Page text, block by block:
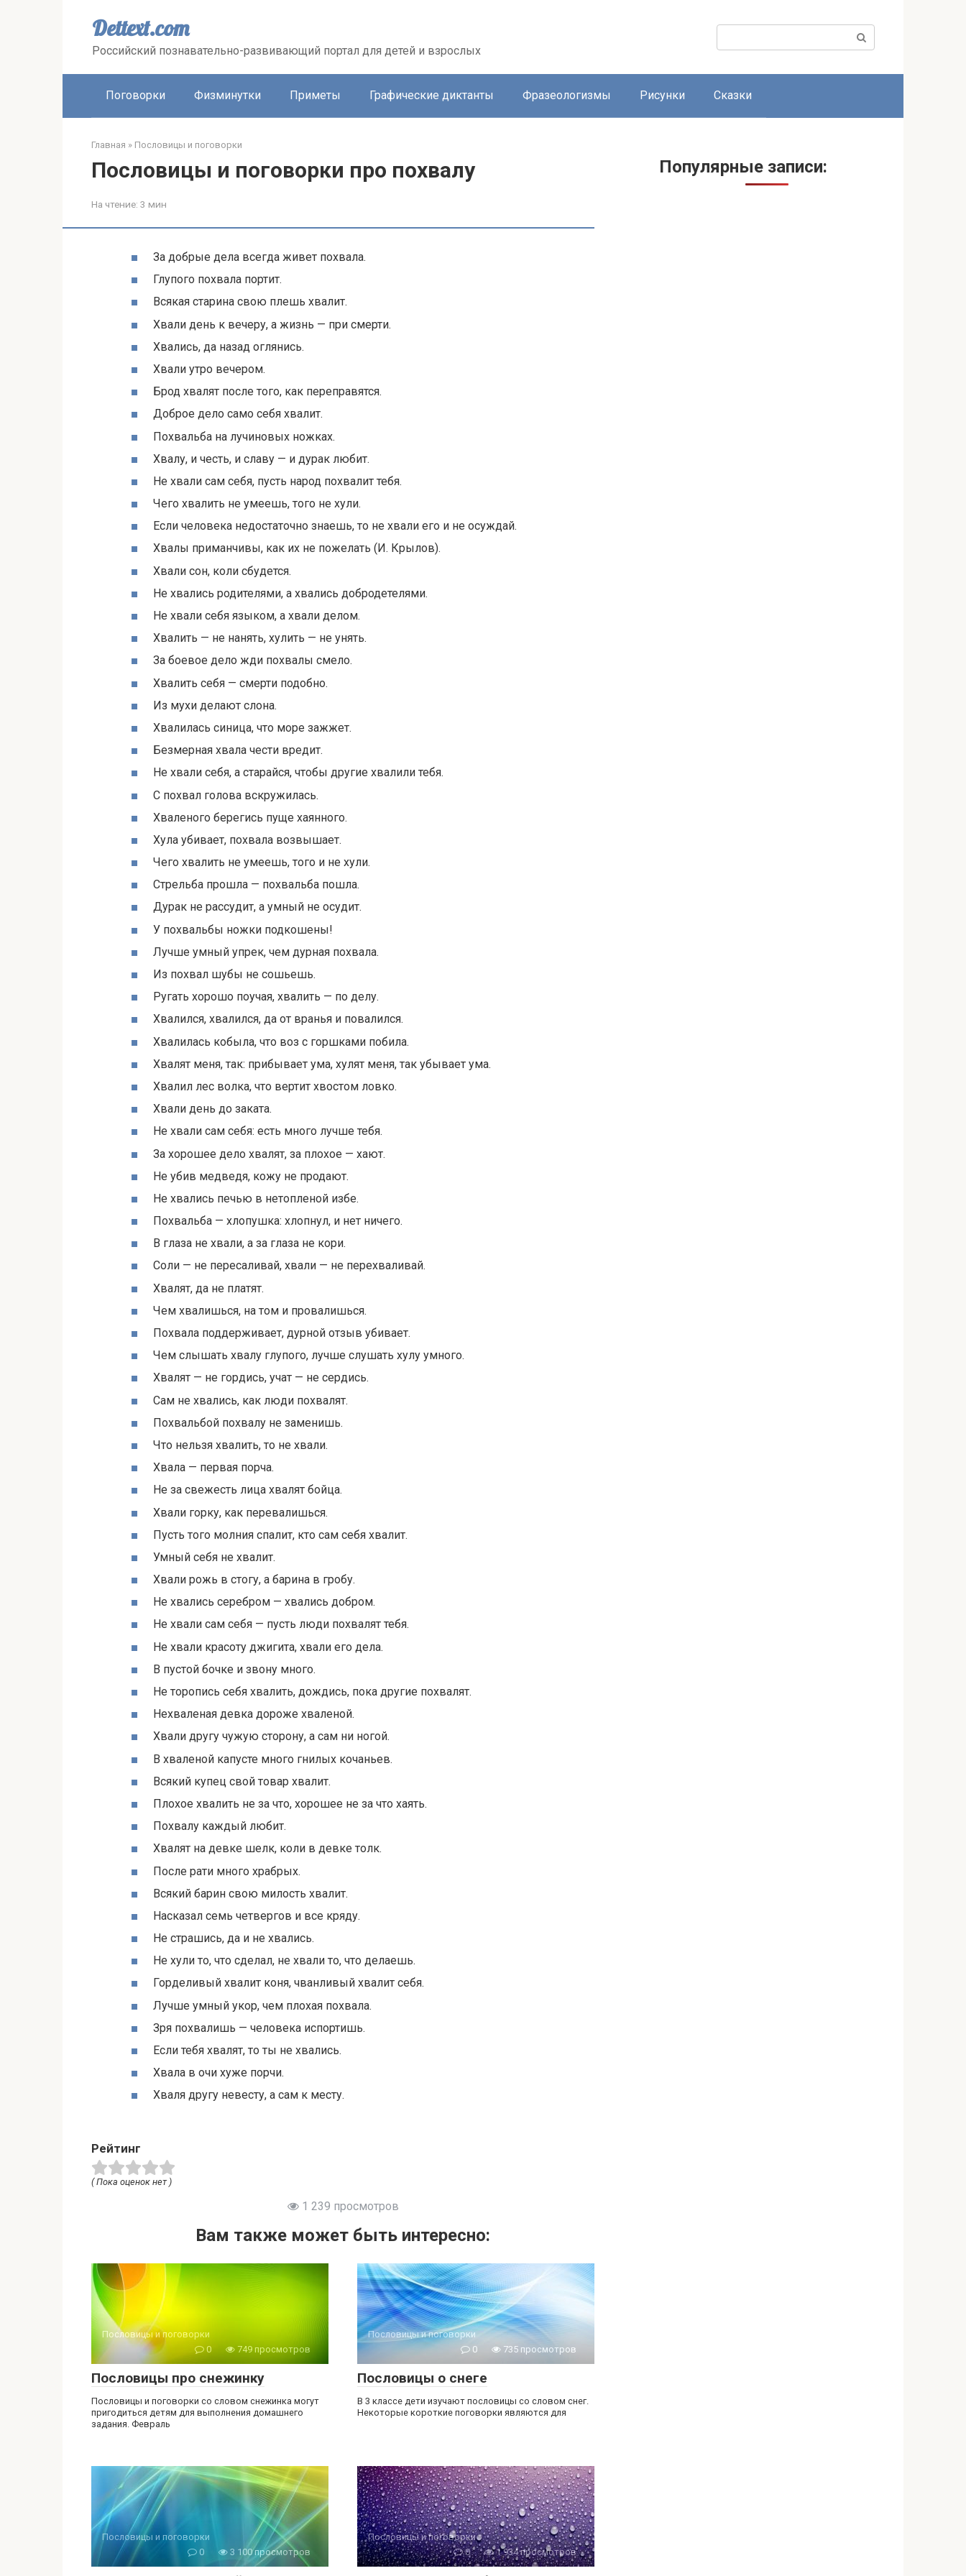
Dettext.com
Российский познавательно-развивающий портал для детей и взрослых
Поиск:
Поговорки Физминутки Приметы Графические диктанты Фразеологизмы Рисунки Сказки
Главная » Пословицы и поговорки
Пословицы и поговорки про похвалу
На чтение: 3 мин
За добрые дела всегда живет похвала.
Глупого похвала портит.
Всякая старина свою плешь хвалит.
Хвали день к вечеру, а жизнь — при смерти.
Хвались, да назад оглянись.
Хвали утро вечером.
Брод хвалят после того, как переправятся.
Доброе дело само себя хвалит.
Похвальба на лучиновых ножках.
Хвалу, и честь, и славу — и дурак любит.
Не хвали сам себя, пусть народ похвалит тебя.
Чего хвалить не умеешь, того не хули.
Если человека недостаточно знаешь, то не хвали его и не осуждай.
Хвалы приманчивы, как их не пожелать (И. Крылов).
Хвали сон, коли сбудется.
Не хвались родителями, а хвались добродетелями.
Не хвали себя языком, а хвали делом.
Хвалить — не нанять, хулить — не унять.
За боевое дело жди похвалы смело.
Хвалить себя — смерти подобно.
Из мухи делают слона.
Хвалилась синица, что море зажжет.
Безмерная хвала чести вредит.
Не хвали себя, а старайся, чтобы другие хвалили тебя.
С похвал голова вскружилась.
Хваленого берегись пуще хаянного.
Хула убивает, похвала возвышает.
Чего хвалить не умеешь, того и не хули.
Стрельба прошла — похвальба пошла.
Дурак не рассудит, а умный не осудит.
У похвальбы ножки подкошены!
Лучше умный упрек, чем дурная похвала.
Из похвал шубы не сошьешь.
Ругать хорошо поучая, хвалить — по делу.
Хвалился, хвалился, да от вранья и повалился.
Хвалилась кобыла, что воз с горшками побила.
Хвалят меня, так: прибывает ума, хулят меня, так убывает ума.
Хвалил лес волка, что вертит хвостом ловко.
Хвали день до заката.
Не хвали сам себя: есть много лучше тебя.
За хорошее дело хвалят, за плохое — хают.
Не убив медведя, кожу не продают.
Не хвались печью в нетопленой избе.
Похвальба — хлопушка: хлопнул, и нет ничего.
В глаза не хвали, а за глаза не кори.
Соли — не пересаливай, хвали — не перехваливай.
Хвалят, да не платят.
Чем хвалишься, на том и провалишься.
Похвала поддерживает, дурной отзыв убивает.
Чем слышать хвалу глупого, лучше слушать хулу умного.
Хвалят — не гордись, учат — не сердись.
Сам не хвались, как люди похвалят.
Похвальбой похвалу не заменишь.
Что нельзя хвалить, то не хвали.
Хвала — первая порча.
Не за свежесть лица хвалят бойца.
Хвали горку, как перевалишься.
Пусть того молния спалит, кто сам себя хвалит.
Умный себя не хвалит.
Хвали рожь в стогу, а барина в гробу.
Не хвались серебром — хвались добром.
Не хвали сам себя — пусть люди похвалят тебя.
Не хвали красоту джигита, хвали его дела.
В пустой бочке и звону много.
Не торопись себя хвалить, дождись, пока другие похвалят.
Нехваленая девка дороже хваленой.
Хвали другу чужую сторону, а сам ни ногой.
В хваленой капусте много гнилых кочаньев.
Всякий купец свой товар хвалит.
Плохое хвалить не за что, хорошее не за что хаять.
Похвалу каждый любит.
Хвалят на девке шелк, коли в девке толк.
После рати много храбрых.
Всякий барин свою милость хвалит.
Насказал семь четвергов и все кряду.
Не страшись, да и не хвались.
Не хули то, что сделал, не хвали то, что делаешь.
Горделивый хвалит коня, чванливый хвалит себя.
Лучше умный укор, чем плохая похвала.
Зря похвалишь — человека испортишь.
Если тебя хвалят, то ты не хвались.
Хвала в очи хуже порчи.
Хваля другу невесту, а сам к месту.
Рейтинг
( Пока оценок нет )
1 239 просмотров
Вам также может быть интересно:
Пословицы и поговорки
0
749 просмотров
Пословицы про снежинку
Пословицы и поговорки со словом снежинка могут
пригодиться детям для выполнения домашнего
задания. Февраль
Пословицы и поговорки
0
735 просмотров
Пословицы о снеге
В 3 классе дети изучают пословицы со словом снег.
Некоторые короткие поговорки являются для
Пословицы и поговорки
0
3 100 просмотров
Пословицы и поговорки
0
1 934 просмотров
Популярные записи: